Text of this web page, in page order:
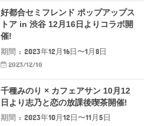
好都合セミフレンド ポップアップス
トア in 渋谷 12月16日よりコラボ開
催!
期間 : 2023年12月16日〜1月8日
2023/12/10
千種みのり × カフェアサン 10月12
日より志乃と恋の放課後喫茶開催!
期間 : 2023年10月12日〜11月5日